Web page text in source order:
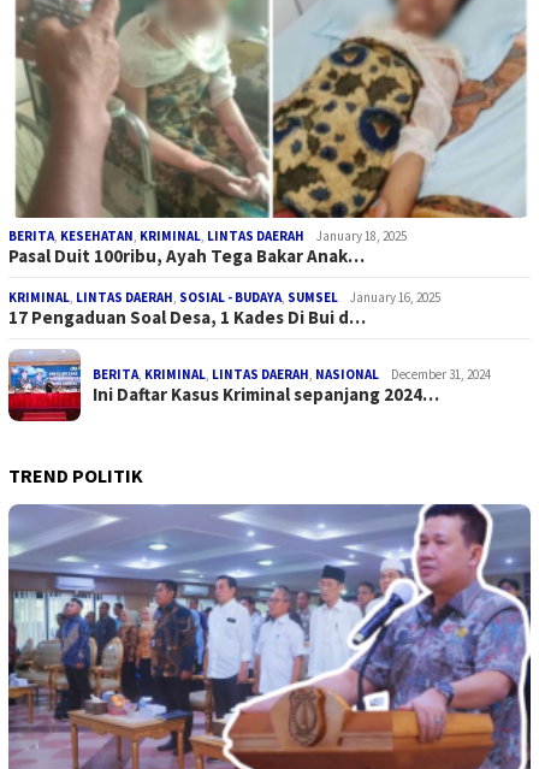
BERITA, KESEHATAN, KRIMINAL, LINTAS DAERAH January 18, 2025
Pasal Duit 100ribu, Ayah Tega Bakar Anak…
KRIMINAL, LINTAS DAERAH, SOSIAL - BUDAYA, SUMSEL January 16, 2025
17 Pengaduan Soal Desa, 1 Kades Di Bui d…
BERITA, KRIMINAL, LINTAS DAERAH, NASIONAL December 31, 2024
Ini Daftar Kasus Kriminal sepanjang 2024…
TREND POLITIK